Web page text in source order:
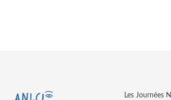
Les Journées